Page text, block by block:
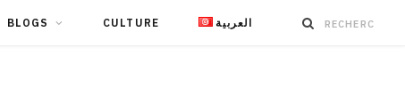
BLOGS CULTURE العربية